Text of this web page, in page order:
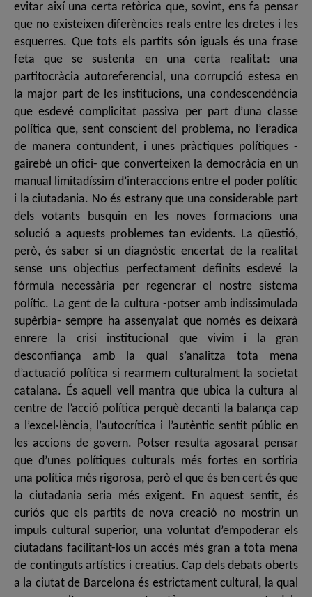
evitar així una certa retòrica que, sovint, ens fa pensar
que no existeixen diferències reals entre les dretes i les
esquerres. Que tots els partits són iguals és una frase
feta que se sustenta en una certa realitat: una
partitocràcia autoreferencial, una corrupció estesa en
la major part de les institucions, una condescendència
que esdevé complicitat passiva per part d’una classe
política que, sent conscient del problema, no l’eradica
de manera contundent, i unes pràctiques polítiques -
gairebé un ofici- que converteixen la democràcia en un
manual limitadíssim d’interaccions entre el poder polític
i la ciutadania. No és estrany que una considerable part
dels votants busquin en les noves formacions una
solució a aquests problemes tan evidents. La qüestió,
però, és saber si un diagnòstic encertat de la realitat
sense uns objectius perfectament definits esdevé la
fórmula necessària per regenerar el nostre sistema
polític. La gent de la cultura -potser amb indissimulada
supèrbia- sempre ha assenyalat que només es deixarà
enrere la crisi institucional que vivim i la gran
desconfiança amb la qual s’analitza tota mena
d’actuació política si rearmem culturalment la societat
catalana. És aquell vell mantra que ubica la cultura al
centre de l’acció política perquè decanti la balança cap
a l’excel·lència, l’autocrítica i l’autèntic sentit públic en
les accions de govern. Potser resulta agosarat pensar
que d’unes polítiques culturals més fortes en sortiria
una política més rigorosa, però el que és ben cert és que
la ciutadania seria més exigent. En aquest sentit, és
curiós que els partits de nova creació no mostrin un
impuls cultural superior, una voluntat d’empoderar els
ciutadans facilitant-los un accés més gran a tota mena
de continguts artístics i creatius. Cap dels debats oberts
a la ciutat de Barcelona és estrictament cultural, la qual